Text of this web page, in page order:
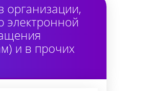
электронной
и в прочих